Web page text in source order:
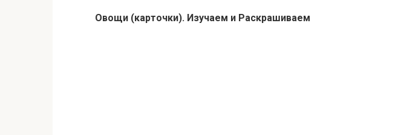
Овощи (карточки). Изучаем и Раскрашиваем